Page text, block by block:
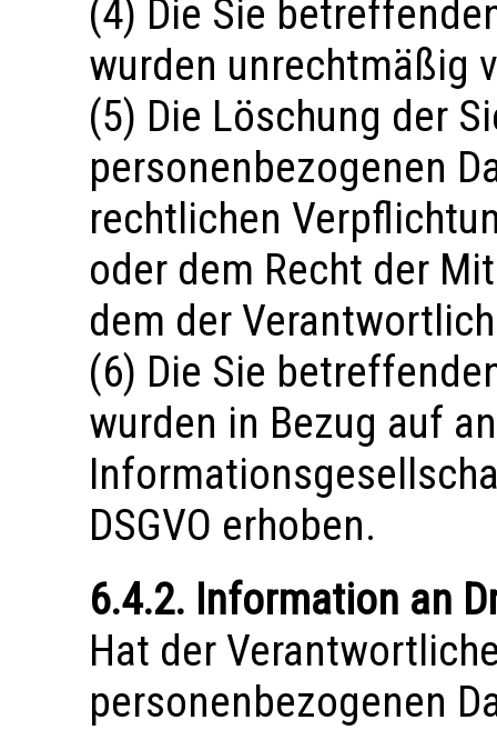
(4) Die Sie
wurden unrechtmäßig
(5) Die Löschung der
personenbezogenen
rechtlichen
oder dem Recht der
dem der
(6) Die Sie
wurden in Bezug auf
DSGVO erhoben.
6.4.2. Information an
Hat der
personenbezogenen